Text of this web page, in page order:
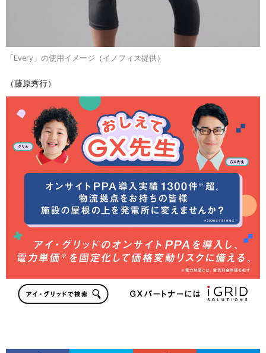
「Every」の使用イメージ（イノフィス提供）
（藤原秀行）